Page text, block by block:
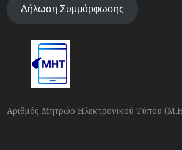
Δήλωση Συμμόρφωσης
Αριθμός Μητρώο Ηλεκτρονικού Τύπου